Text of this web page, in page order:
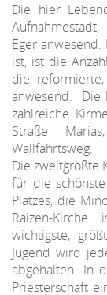
Die hier
Eger
ist, ist die
die
anwesend. Die
zahlreiche
Straße
Wallfahrtsweg.
Die zweitgrößte
für die
Platzes, die
Raizen-
wichtigste,
Jugend wird
abgehalten. In
Priesterschaft